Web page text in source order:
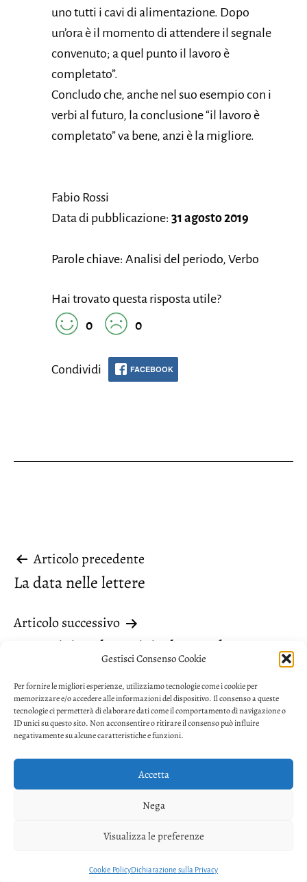
Gestisci Consenso Cookie
Per fornire le migliori esperienze, utilizziamo tecnologie come i cookie per
memorizzare e/o accedere alle informazioni del dispositivo. Il consenso a queste
tecnologie ci permetterà di elaborare dati come il comportamento di navigazione o
ID unici su questo sito. Non acconsentire o ritirare il consenso può influire
negativamente su alcune caratteristiche e funzioni.
Accetta
Nega
Visualizza le preferenze
Cookie PolicyDichiarazione sulla Privacy
uno tutti i cavi di alimentazione. Dopo
un’ora è il momento di attendere il segnale
convenuto; a quel punto il lavoro è
completato”.
Concludo che, anche nel suo esempio con i
verbi al futuro, la conclusione “il lavoro è
completato” va bene, anzi è la migliore.
Fabio Rossi
Data di pubblicazione: 31 agosto 2019
Parole chiave: Analisi del periodo, Verbo
Hai trovato questa risposta utile?
0
0
Condividi FACEBOOK
Navigazione
articoli
Articolo precedente
La data nelle lettere
Articolo successivo
Aggettivi esclamativi: che, quale